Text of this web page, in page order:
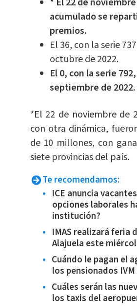
acumulado se
premios.
El 36, con la serie
octubre de 2022.
El 0, con la serie
septiembre de 2022.
*El 22 de noviembre de
con otra dinámica,
de 10 millones, con
siete provincias del país.
Te recomendamos:
ICE anuncia
opciones laborales
institución?
IMAS realizará feria
Alajuela este
Cuándo le pagan el
los pensionados IVM
Cuáles serán las
los taxis del